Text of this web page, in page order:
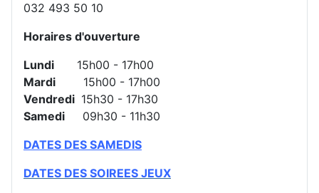
032 493 50 10
Horaires d'ouverture
Lundi 15h00 - 17h00
Mardi
15h00 - 17h00
Vendredi 15h30 - 17h30
Samedi 09h30 - 11h30
DATES DES SAMEDIS
DATES DES SOIREES JEUX